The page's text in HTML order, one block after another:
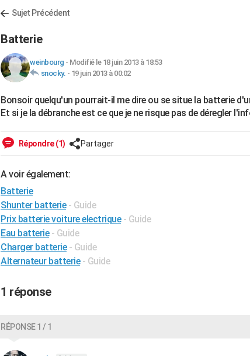
Sujet Précédent
Batterie
weinbourg - Modifié le 18 juin 2013 à 18:53
snocky. - 19 juin 2013 à 00:02
Bonsoir quelqu'un pourrait-il me dire ou se situe la batterie
Et si je la débranche est ce que je ne risque pas de déregler
Répondre (1) Partager
A voir également:
Batterie
Shunter batterie - Guide
Prix batterie voiture electrique - Guide
Eau batterie - Guide
Charger batterie - Guide
Alternateur batterie - Guide
1 réponse
RÉPONSE 1 / 1